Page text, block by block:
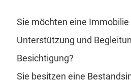
Sie möchten eine
Unterstützung und
Besichtigung?
Sie besitzen eine